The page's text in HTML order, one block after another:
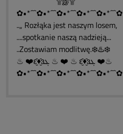
✿•*´¯`✿•*´¯`✿•*´¯`✿•*´¯`✿•*´¯`✿
..„ Rozłąka jest naszym losem,
....spotkanie naszą nadzieją...
..Zostawiam modlitwę.❄️♨️❄️
♨ ❤️ԑ̮̑♦̮̑ɜܓ ♨ ❤️ ♨ ԑ̮̑♦̮̑ɜܓ ❤️♨
✿•*´¯`✿•*´¯`✿•*´¯`✿•*´¯`✿•*´¯`✿